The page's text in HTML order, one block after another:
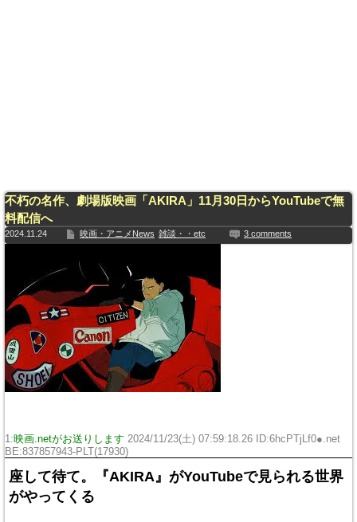
不朽の名作、劇場版映画「AKIRA」11月30日からYouTubeで無
料配信へ
2024.11.24 映画・アニメNews 雑談・・etc 3 comments
1:映画.netがお送りします 2024/11/23(土) 07:59:18.26 ID:6hcPTjLf0●.net
BE:837857943-PLT(17930)
座して待て。『AKIRA』がYouTubeで見られる世界
がやってくる